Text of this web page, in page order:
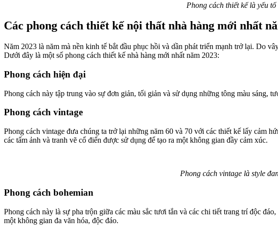
Phong cách thiết kế là yếu
Các phong cách thiết kế nội thất nhà hàng mới nhất
Năm 2023 là năm mà nền kinh tế bắt đầu phục hồi và dần phát triển mạnh trở lại. Do
Dưới đây là một số phong cách thiết kế nhà hàng mới nhất năm 2023:
Phong cách hiện đại
Phong cách này tập trung vào sự đơn giản, tối giản và sử dụng những tông màu sáng,
Phong cách vintage
Phong cách vintage đưa chúng ta trở lại những năm 60 và 70 với các thiết kế lấy cảm
các tấm ảnh và tranh vẽ cổ điển được sử dụng để tạo ra một không gian đầy cảm xúc.
Phong cách vintage là style
Phong cách bohemian
Phong cách này là sự pha trộn giữa các màu sắc tươi tắn và các chi tiết trang trí độc
một không gian đa văn hóa, độc đáo.